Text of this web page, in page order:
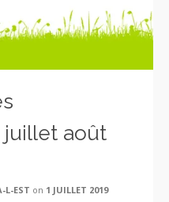
juillet août
L-EST on 1 JUILLET 2019